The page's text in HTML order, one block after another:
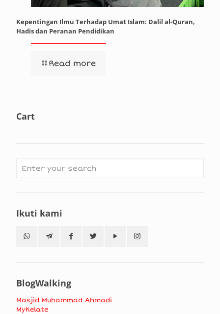
Kepentingan Ilmu Terhadap Umat Islam: Dalil al-Quran,
Hadis dan Peranan Pendidikan
Read more
Cart
Ikuti kami
BlogWalking
Masjid Muhammad Ahmadi
MyKelate